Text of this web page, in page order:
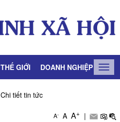
THẾ GIỚI DOANH NGHIỆP LAO
Chi tiết tin tức
A- A A+ |